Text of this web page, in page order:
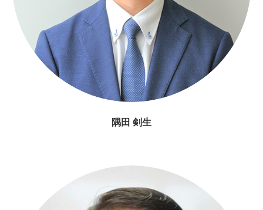
隅田 剣生